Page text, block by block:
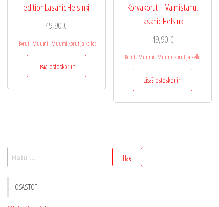
edition Lasanic Helsinki
49,90€
Korut, Muumi, Muumi korut ja kellot
Lisää ostoskoriin
Korvakorut – Valmistanut
Lasanic Helsinki
49,90 €
Korut, Muumi, Muumi korut ja kellot
Lisää ostoskoriin
OSASTOT